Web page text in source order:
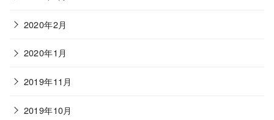
2020年2月
2020年1月
2019年11月
2019年10月